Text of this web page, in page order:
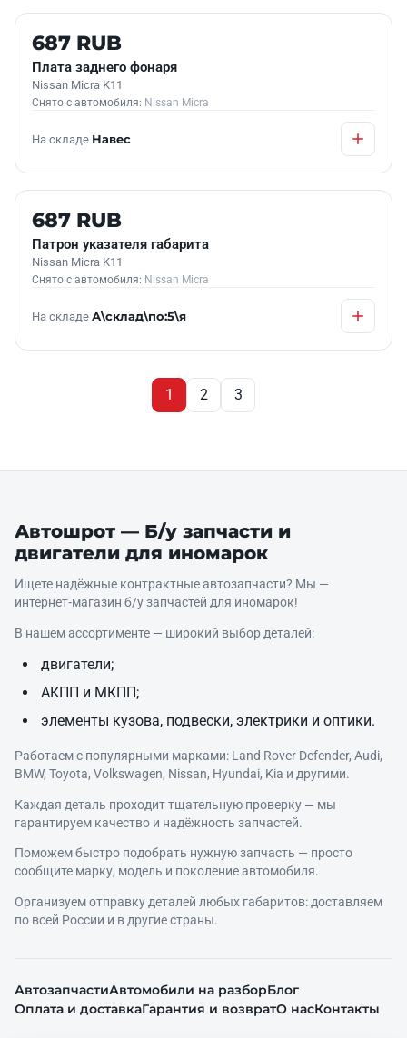
Б/У В НАЛИЧИИ
687 RUB
Плата заднего фонаря
Nissan Micra K11
Снято с автомобиля: Nissan Micra
На складе Навес
Б/У В НАЛИЧИИ
687 RUB
Патрон указателя габарита
Nissan Micra K11
Снято с автомобиля: Nissan Micra
На складе А\склад\по:5\я
1 2 3
Автошрот — Б/у запчасти и
двигатели для иномарок
Ищете надёжные контрактные автозапчасти? Мы —
интернет‑магазин б/у запчастей для иномарок!
В нашем ассортименте — широкий выбор деталей:
двигатели;
АКПП и МКПП;
элементы кузова, подвески, электрики и оптики.
Работаем с популярными марками: Land Rover Defender, Audi,
BMW, Toyota, Volkswagen, Nissan, Hyundai, Kia и другими.
Каждая деталь проходит тщательную проверку — мы
гарантируем качество и надёжность запчастей.
Поможем быстро подобрать нужную запчасть — просто
сообщите марку, модель и поколение автомобиля.
Организуем отправку деталей любых габаритов: доставляем
по всей России и в другие страны.
АвтозапчастиАвтомобили на разборБлог
Оплата и доставкаГарантия и возвратО насКонтакты